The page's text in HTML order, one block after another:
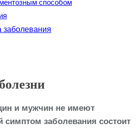
способом
заболевания
и мужчин не имеют
симптом заболевания состоит